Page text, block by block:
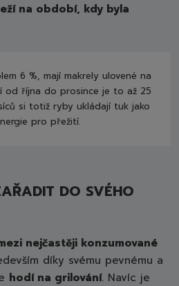
na období, kdy byla
6 %, mají makrely ulovené na
od října do prosince je to až 25
si totiž ryby ukládají tuk jako
pro přežití.
DO SVÉHO
nejčastěji konzumované
díky svému pevnému a
hodí na grilování. Navíc je